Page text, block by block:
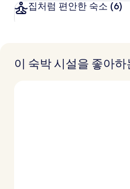
집처럼 편안한 숙소 (6)
이 숙박 시설을 좋아하